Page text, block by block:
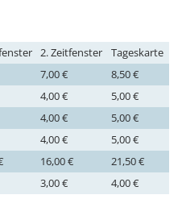
2. Zeitfenster
Tageskarte
7,00 €
8,50 €
4,00 €
5,00 €
4,00 €
5,00 €
4,00 €
5,00 €
16,00 €
21,50 €
3,00 € 4,00 €